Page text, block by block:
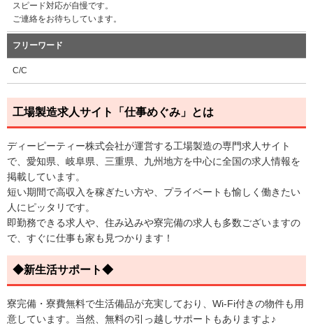
スピード対応が自慢です。
ご連絡をお待ちしています。
フリーワード
C/C
工場製造求人サイト「仕事めぐみ」とは
ディーピーティー株式会社が運営する工場製造の専門求人サイト
で、愛知県、岐阜県、三重県、九州地方を中心に全国の求人情報を
掲載しています。
短い期間で高収入を稼ぎたい方や、プライベートも愉しく働きたい
人にピッタリです。
即勤務できる求人や、住み込みや寮完備の求人も多数ございますの
で、すぐに仕事も家も見つかります！
◆新生活サポート◆
寮完備・寮費無料で生活備品が充実しており、Wi-Fi付きの物件も用
意しています。当然、無料の引っ越しサポートもありますよ♪